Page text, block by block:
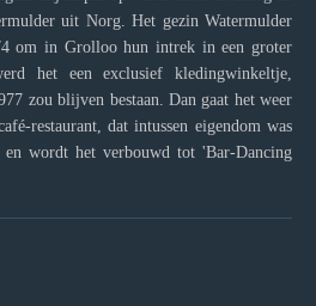
uit Norg. Het gezin Watermulder
om in Grolloo hun intrek in een groter
het een exclusief kledingwinkeltje,
zou blijven bestaan. Dan gaat het weer
restaurant, dat intussen eigendom was
wordt het verbouwd tot 'Bar-Dancing